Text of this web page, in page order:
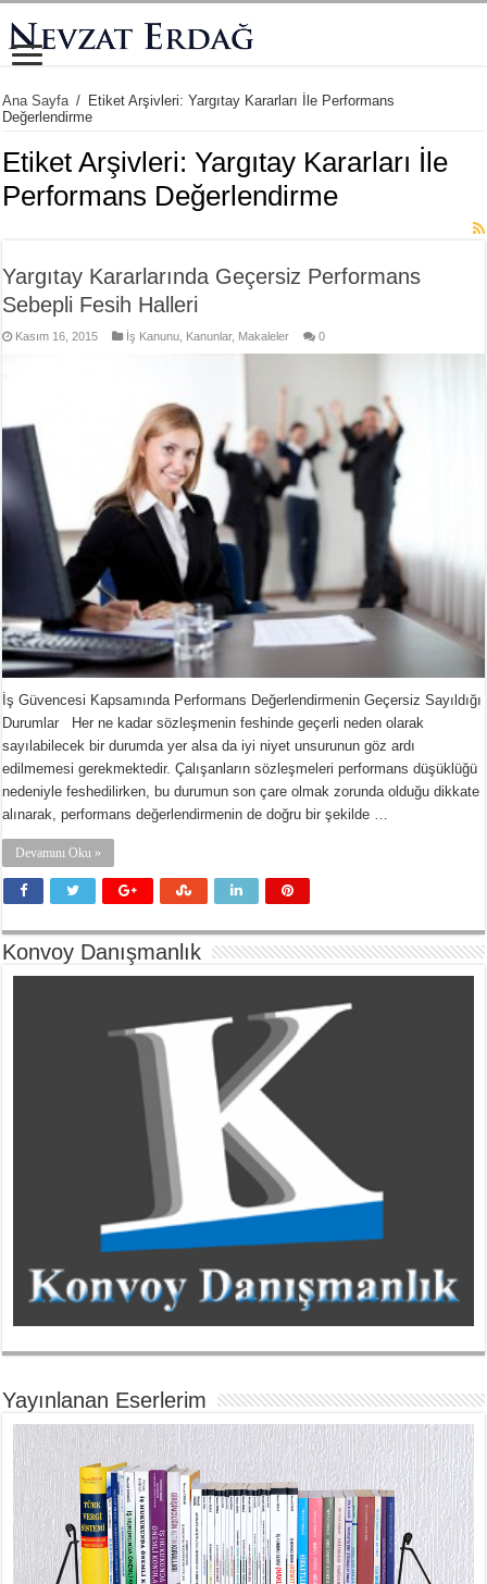
Ana Sayfa / Etiket Arşivleri: Yargıtay Kararları İle Performans
Değerlendirme
Etiket Arşivleri:Yargıtay Kararları İle
Performans Değerlendirme
Yargıtay Kararlarında Geçersiz Performans
Sebepli Fesih Halleri
Kasım 16, 2015 İş Kanunu Kanunlar, Makaleler 0
İş Güvencesi Kapsamında Performans Değerlendirmenin Geçersiz Sayıldığı
Durumlar Her ne kadar sözleşmenin feshinde geçerli neden olarak
sayılabilecek bir durumda yer alsa da iyi niyet unsurunun göz ardı
edilmemesi gerekmektedir. Çalışanların sözleşmeleri performans düşüklüğü
nedeniyle feshedilirken, bu durumun son çare olmak zorunda olduğu dikkate
alınarak, performans değerlendirmenin de doğru bir şekilde …
Devamını Oku »
Konvoy Danışmanlık
Yayınlanan Eserlerim